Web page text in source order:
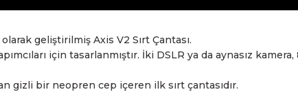
geliştirilmiş Axis V2 Sırt Çantası.
için tasarlanmıştır. İki DSLR ya da aynasız
gizli bir neopren cep içeren ilk sırt çantasıdır.